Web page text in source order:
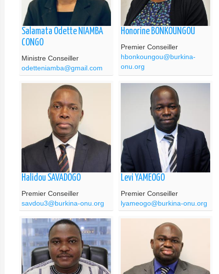
Salamata Odette NIAMBA
CONGO
Ministre Conseiller
odetteniamba@gmail.com
Honorine BONKOUNGOU
Premier Conseiller
hbonkoungou@burkina-
onu.org
Halidou SAVADOGO
Premier Conseiller
savdou3@burkina-onu.org
Levi YAMEOGO
Premier Conseiller
lyameogo@burkina-onu.org